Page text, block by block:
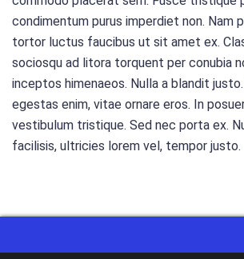
condimentum purus imperdiet non. Nam
tortor luctus faucibus ut sit amet ex.
sociosqu ad litora torquent per conubia
inceptos himenaeos. Nulla a blandit
egestas enim, vitae ornare eros. In
vestibulum tristique. Sed nec porta ex.
facilisis, ultricies lorem vel, tempor justo.